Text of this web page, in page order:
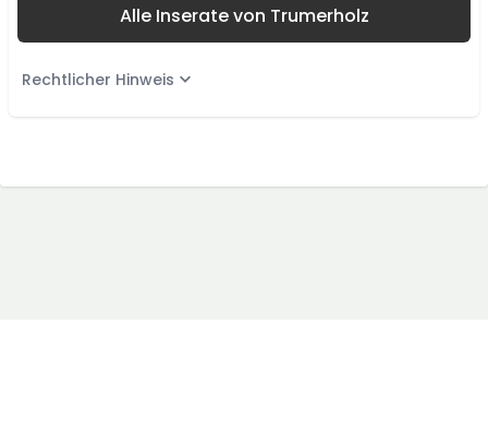
Alle Inserate von Trumerholz
Rechtlicher Hinweis